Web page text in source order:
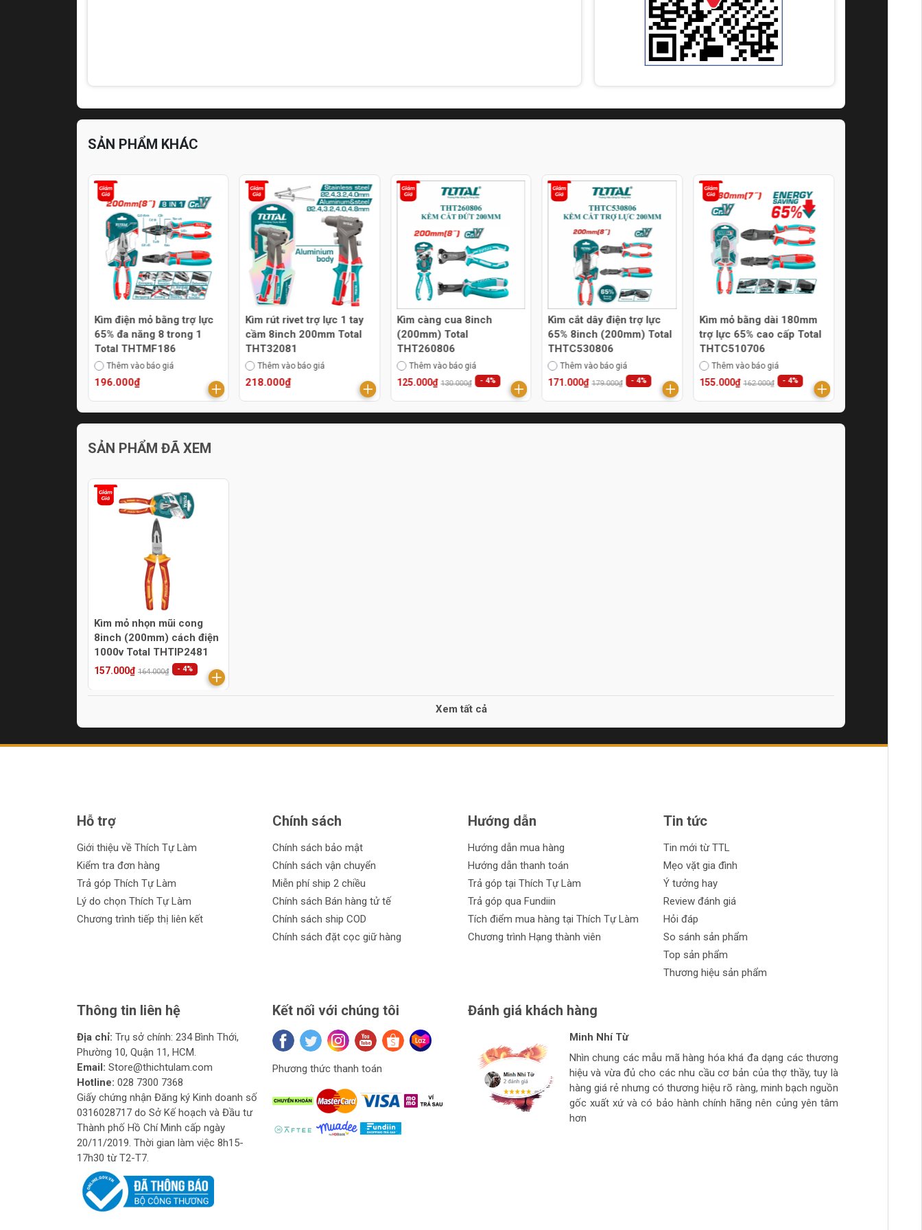
SẢN PHẨM KHÁC
Kìm điện mỏ bằng trợ lực
65% đa năng 8 trong 1
Total THTMF186
Thêm vào báo giá
196.000₫
Kìm rút rivet trợ lực 1 tay
cầm 8inch 200mm Total
THT32081
Thêm vào báo giá
218.000₫
Kìm càng cua 8inch
(200mm) Total
THT260806
Thêm vào báo giá
125.000₫ 130.000₫ - 4%
Kìm cắt dây điện trợ lực
65% 8inch (200mm) Total
THTC530806
Thêm vào báo giá
171.000₫ 179.000₫ - 4%
Kìm mỏ bằng dài 180mm
trợ lực 65% cao cấp Total
THTC510706
Thêm vào báo giá
155.000₫ 162.000₫ - 4%
SẢN PHẨM ĐÃ XEM
Kìm mỏ nhọn mũi cong
8inch (200mm) cách điện
1000v Total THTIP2481
157.000₫ 164.000₫ - 4%
Xem tất cả
Hỗ trợ
Giới thiệu về Thích Tự Làm
Kiểm tra đơn hàng
Trả góp Thích Tự Làm
Lý do chọn Thích Tự Làm
Chương trình tiếp thị liên kết
Chính sách
Chính sách bảo mật
Chính sách vận chuyển
Miễn phí ship 2 chiều
Chính sách Bán hàng tử tế
Chính sách ship COD
Chính sách đặt cọc giữ hàng
Hướng dẫn
Hướng dẫn mua hàng
Hướng dẫn thanh toán
Trả góp tại Thích Tự Làm
Trả góp qua Fundiin
Tích điểm mua hàng tại Thích Tự Làm
Chương trình Hạng thành viên
Tin tức
Tin mới từ TTL
Mẹo vặt gia đình
Ý tưởng hay
Review đánh giá
Hỏi đáp
So sánh sản phẩm
Top sản phẩm
Thương hiệu sản phẩm
Thông tin liên hệ
Địa chỉ: Trụ sở chính: 234 Bình Thới,
Phường 10, Quận 11, HCM.
Email: Store@thichtulam.com
Hotline: 028 7300 7368
Giấy chứng nhận Đăng ký Kinh doanh số
0316028717 do Sở Kế hoạch và Đầu tư
Thành phố Hồ Chí Minh cấp ngày
20/11/2019. Thời gian làm việc 8h15-
17h30 từ T2-T7.
Kết nối với chúng tôi
Phương thức thanh toán
Đánh giá khách hàng
Đinh Xuân Phong
Hàng ở thích tự làm hàng chất lượng giá sinh viên, thich hợp
cho thợ thầy đi làm hằng ngày.. còn cao cấp ghé>>>>>>>>
strore làm mộc >>>>>>>>
Minh Nhí Từ
Nhìn chung các mẫu mã hàng hóa khá đa dạng các thương
hiệu và vừa đủ cho các nhu cầu cơ bản của thợ thầy, tuy là
hàng giá rẻ nhưng có thương hiệu rõ ràng, minh bạch nguồn
gốc xuất xứ và có bảo hành chính hãng nên củng yên tâm
hơn
Hiệu Nguyễn
Ngon bổ rẻ
tuan anh tran huynh
Giá mềm vừa túi tiền, số lượng hàng ít, thường phải đợi đặt
hàng